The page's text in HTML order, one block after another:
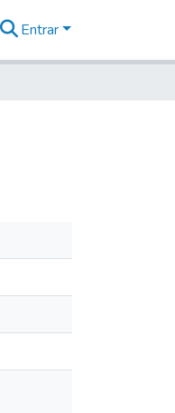
Entrar